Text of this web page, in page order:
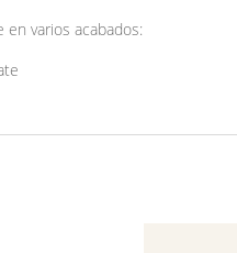
en varios acabados: